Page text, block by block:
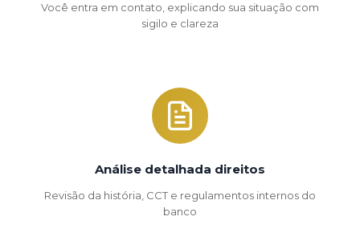
Você entra em contato, explicando sua situação com
sigilo e clareza
Análise detalhada direitos
Revisão da história, CCT e regulamentos internos do
banco